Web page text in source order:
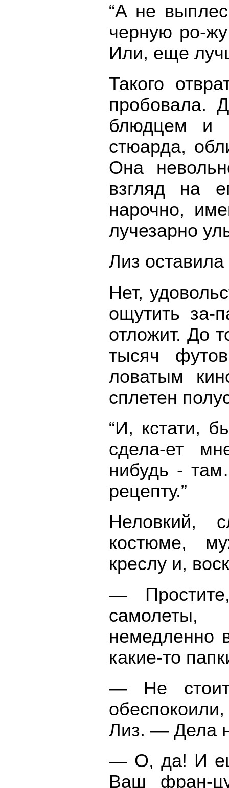
“А не
черную ро-
Или, еще
Такого
пробовала.
блюдцем и
стюарда,
Она
взгляд на
нарочно,
лучезарно
Лиз
Нет,
ощутить за-
отложит. До
тысяч
ловатым
сплетен
“И, кстати,
сдела-ет
нибудь -
рецепту.”
Неловкий,
костюме,
креслу и,
—
немедленно
какие-то
— Не
Лиз. — Дела
— О, да! И
Ваш фран-